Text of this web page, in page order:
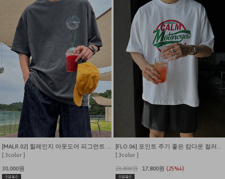
[MALR.02] 힐레인지 아웃도어 피그먼트 반팔 티셔츠
[ 3color ]
30,000원
[FLO.06] 포인트 주기 좋은 캄다운 컬러나염 세미오버핏 반팔티
[ 3color ]
23,800원 17,800원 (25%↓)